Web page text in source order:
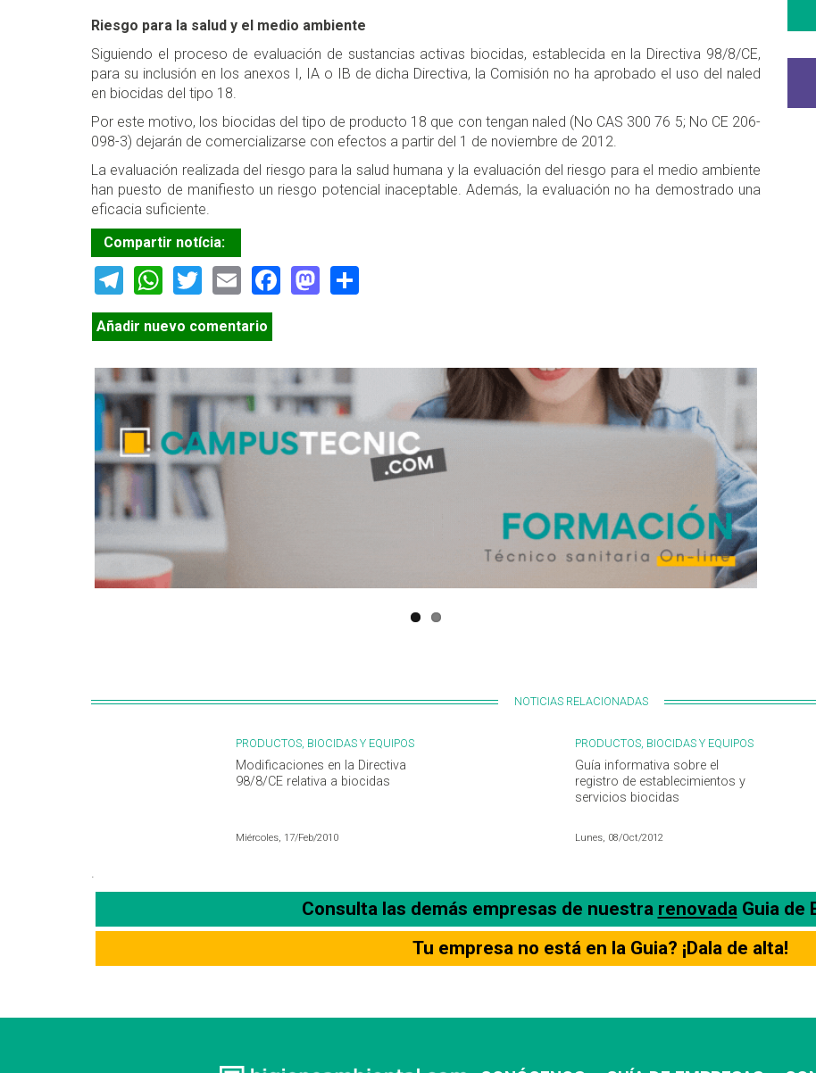
Riesgo para la salud y el medio ambiente
Siguiendo el proceso de evaluación de sustancias activas biocidas, establecida en la Directiva 98/8/CE,
para su inclusión en los anexos I, IA o IB de dicha Directiva, la Comisión no ha aprobado el uso del naled
en biocidas del tipo 18.
Por este motivo, los biocidas del tipo de producto 18 que con­ tengan naled (No CAS 300 76 5; No CE 206-
098-3) dejarán de comercializarse con efectos a partir del 1 de noviembre de 2012.
La evaluación realizada del riesgo para la salud humana y la eva­luación del riesgo para el medio ambiente
han puesto de manifiesto un riesgo potencial inaceptable. Además, la evaluación no ha demostrado una
eficacia suficiente.
Compartir notícia:
Telegram
WhatsApp
TwitterEmailFacebook
Mastodon
Añadir nuevo comentario
NOTICIAS RELACIONADAS
PRODUCTOS, BIOCIDAS Y EQUIPOS
Modificaciones en la Directiva
98/8/CE relativa a biocidas
Miércoles, 17/Feb/2010
PRODUCTOS, BIOCIDAS Y EQUIPOS
Guía informativa sobre el
registro de establecimientos y
servicios biocidas
Lunes, 08/Oct/2012
.
Consulta las demás empresas de nuestra renovadaGuia de
Tu empresa no está en la Guia? ¡Dala de alta!